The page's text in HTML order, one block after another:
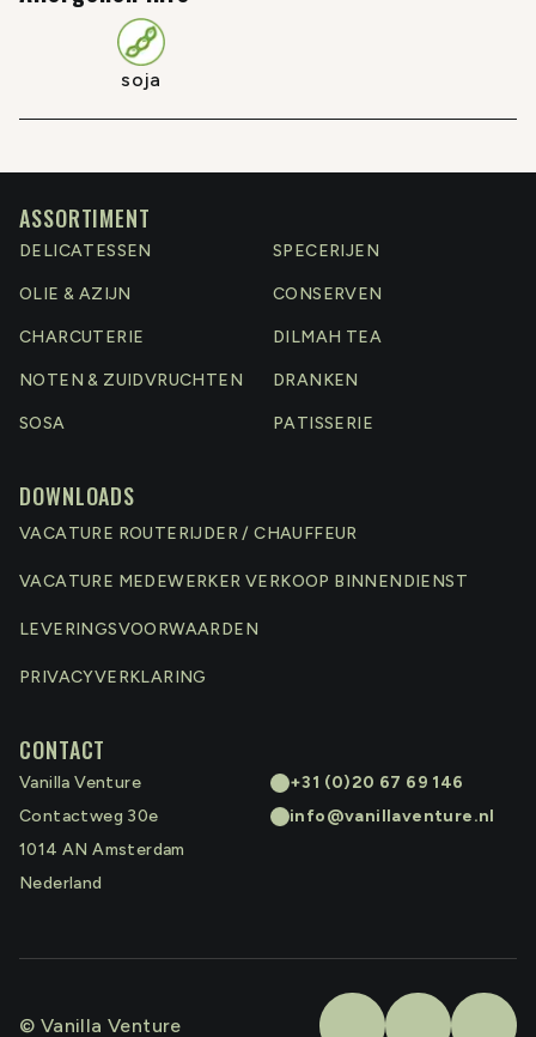
soja
ASSORTIMENT
DELICATESSEN SPECERIJEN
OLIE & AZIJN CONSERVEN
CHARCUTERIE DILMAH TEA
NOTEN & ZUIDVRUCHTEN DRANKEN
SOSA PATISSERIE
DOWNLOADS
VACATURE ROUTERIJDER / CHAUFFEUR
VACATURE MEDEWERKER VERKOOP BINNENDIENST
LEVERINGSVOORWAARDEN
PRIVACYVERKLARING
CONTACT
Vanilla Venture
Contactweg 30e
1014 AN Amsterdam
Nederland
+31 (0)20 67 69 146
info@vanillaventure.nl
© Vanilla Venture